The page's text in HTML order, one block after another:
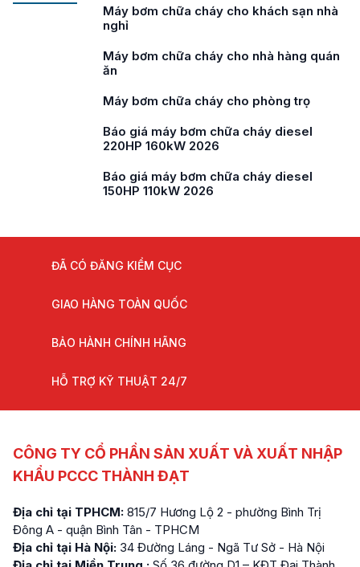
Máy bơm chữa cháy cho khách sạn nhà
nghỉ
Máy bơm chữa cháy cho nhà hàng quán
ăn
Máy bơm chữa cháy cho phòng trọ
Báo giá máy bơm chữa cháy diesel
220HP 160kW 2026
Báo giá máy bơm chữa cháy diesel
150HP 110kW 2026
ĐÃ CÓ ĐĂNG KIỂM CỤC
GIAO HÀNG TOÀN QUỐC
BẢO HÀNH CHÍNH HÃNG
HỖ TRỢ KỸ THUẬT 24/7
CÔNG TY CỔ PHẦN SẢN XUẤT VÀ XUẤT NHẬP
KHẨU PCCC THÀNH ĐẠT
Địa chỉ tại TPHCM: 815/7 Hương Lộ 2 - phường Bình Trị
Đông A - quận Bình Tân - TPHCM
Địa chỉ tại Hà Nội: 34 Đường Láng - Ngã Tư Sở - Hà Nội